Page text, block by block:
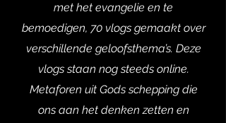
met het evangelie en te
bemoedigen, 70 vlogs gemaakt over
verschillende geloofsthema’s. Deze
vlogs staan nog steeds online.
Metaforen uit Gods schepping die
ons aan het denken zetten en